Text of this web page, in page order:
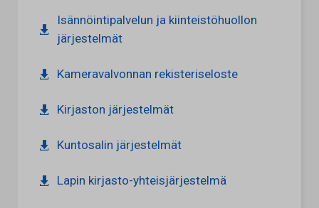
Isännöintipalvelun ja kiinteistöhuollon
järjestelmät
Kameravalvonnan rekisteriseloste
Kirjaston järjestelmät
Kuntosalin järjestelmät
Lapin kirjasto-yhteisjärjestelmä